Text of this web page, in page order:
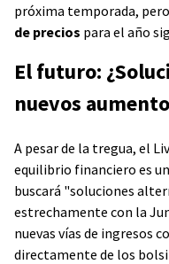
próxima temporada,
de precios para el año
El futuro:
nuevos
A pesar de la tregua, el
equilibrio financiero es
buscará "soluciones
estrechamente con la
nuevas vías de ingresos
directamente de los